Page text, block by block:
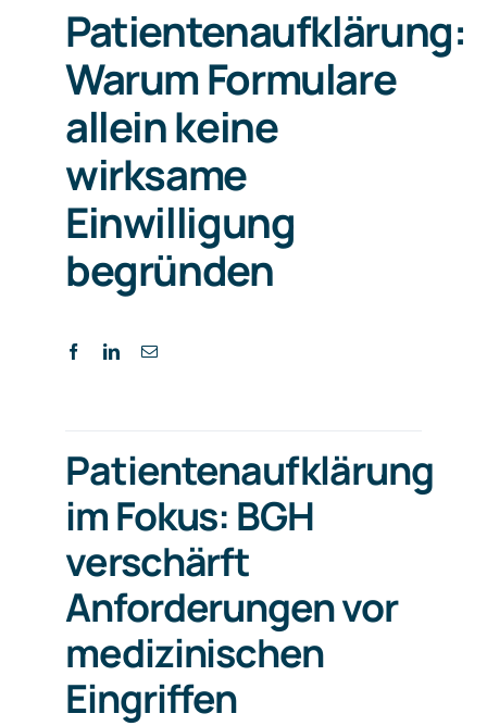
Patientenaufklärung:
Warum Formulare
allein keine
wirksame
Einwilligung
begründen
Patientenaufklärung
im Fokus: BGH
verschärft
Anforderungen vor
medizinischen
Eingriffen